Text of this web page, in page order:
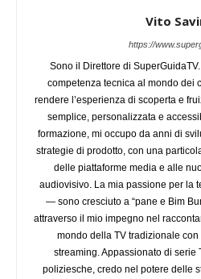
Vito
https://
Sono il Direttore di
competenza tecnica al mondo dei
rendere l’esperienza di scoperta e
semplice, personalizzata e
formazione, mi occupo da anni di
strategie di prodotto, con una
delle piattaforme media e alle
audiovisivo. La mia passione per la
— sono cresciuto a “pane e Bim
attraverso il mio impegno nel
mondo della TV tradizionale
streaming. Appassionato di serie
poliziesche, credo nel potere delle